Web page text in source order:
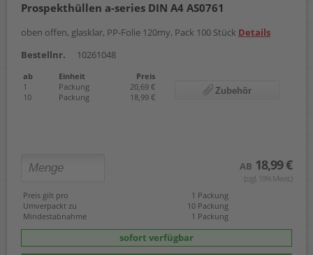
Prospekthüllen a-series DIN A4 AS0761
oben offen, glasklar, PP-Folie 120my, Pack 100 Stück Details
Bestellnr.
10261048
ab Einheit
Preis
1
Packung
20,69 €
10
Packung 18,99 €
Zubehör
AB 18,99 €
(zzgl. 19% Mwst.)
Preis gilt pro
1 Packung
Umverpackt zu
10 Packung
Mindestabnahme
1 Packung
sofort verfügbar